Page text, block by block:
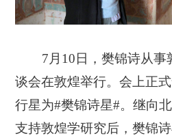
7月10日，樊锦诗从事
谈会在敦煌举行。会上正
行星为#樊锦诗星#。继向
支持敦煌学研究后，樊锦